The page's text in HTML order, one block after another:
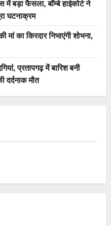
बड़ा फैसला, बॉम्बे हाईकोर्ट ने
घटनाक्रम
का किरदार निभाएंगी शोभना,
प्रतापगढ़ में बारिश बनी
दर्दनाक मौत